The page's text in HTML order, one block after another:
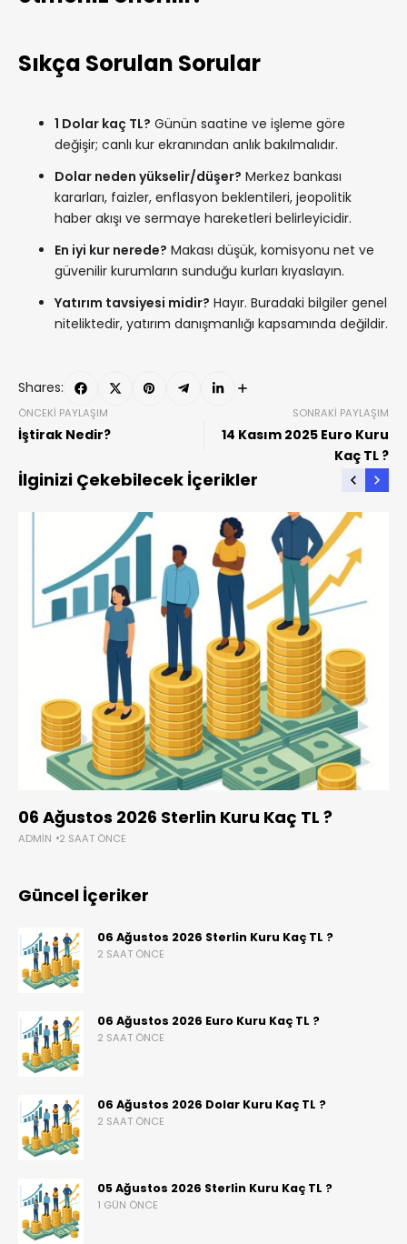
Sıkça Sorulan Sorular
1 Dolar kaç TL? Günün saatine ve işleme göre
değişir; canlı kur ekranından anlık bakılmalıdır.
Dolar neden yükselir/düşer? Merkez bankası
kararları, faizler, enflasyon beklentileri, jeopolitik
haber akışı ve sermaye hareketleri belirleyicidir.
En iyi kur nerede? Makası düşük, komisyonu net ve
güvenilir kurumların sunduğu kurları kıyaslayın.
Yatırım tavsiyesi midir? Hayır. Buradaki bilgiler genel
niteliktedir, yatırım danışmanlığı kapsamında değildir.
Shares:
ÖNCEKI PAYLAŞIM
İştirak Nedir?
SONRAKI PAYLAŞIM
14 Kasım 2025 Euro Kuru
Kaç TL ?
İlginizi Çekebilecek İçerikler
06 Ağustos 2026 Sterlin Kuru Kaç TL ?
ADMIN 2 SAAT ÖNCE
Güncel İçeriker
06 Ağustos 2026 Sterlin Kuru Kaç TL ?
2 SAAT ÖNCE
06 Ağustos 2026 Euro Kuru Kaç TL ?
2 SAAT ÖNCE
06 Ağustos 2026 Dolar Kuru Kaç TL ?
2 SAAT ÖNCE
05 Ağustos 2026 Sterlin Kuru Kaç TL ?
1 GÜN ÖNCE